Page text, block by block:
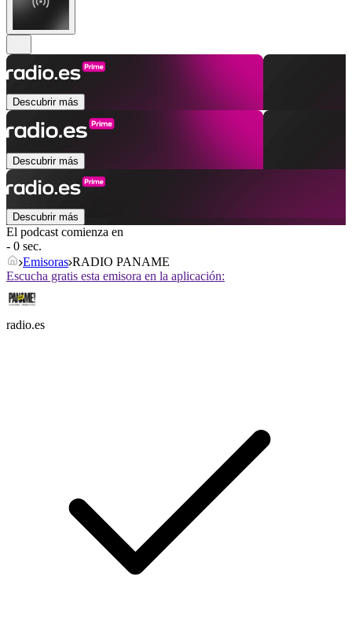
Descubrir más
Descubrir más
Descubrir más
El podcast comienza en
- 0 sec.
Emisoras RADIO PANAME
Escucha gratis esta emisora en la aplicación:
radio.es